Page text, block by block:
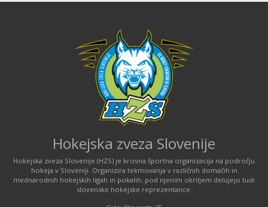
Hokejska zveza Slovenije
Hokejska zveza Slovenije (HZS) je krovna športna organizacija na področju
hokeja v Sloveniji. Organizira tekmovanja v različnih domačih in
mednarodnih hokejskih ligah in pokalih; pod njenim okriljem delujejo tudi
slovenske hokejske reprezentance.